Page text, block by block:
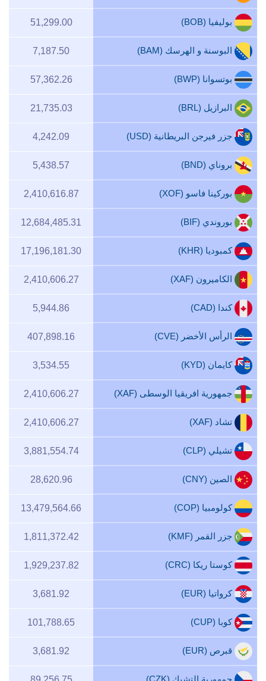
بوليفيا (BOB) 51,299.00
البوسنة و الهرسك (BAM) 7,187.50
بوتسوانا (BWP) 57,362.26
البرازيل (BRL) 21,735.03
جزر فيرجن البريطانية (USD) 4,242.09
بروناي (BND) 5,438.57
بوركينا فاسو (XOF) 2,410,616.87
بوروندي (BIF) 12,684,485.31
كمبوديا (KHR) 17,196,181.30
الكاميرون (XAF) 2,410,606.27
كندا (CAD) 5,944.86
الرأس الأخضر (CVE) 407,898.16
كايمان (KYD) 3,534.55
جمهورية افريقيا الوسطى (XAF) 2,410,606.27
تشاد (XAF) 2,410,606.27
تشيلي (CLP) 3,881,554.74
الصين (CNY) 28,620.96
كولومبيا (COP) 13,479,564.66
جزر القمر (KMF) 1,811,372.42
كوستا ريكا (CRC) 1,929,237.82
كرواتيا (EUR) 3,681.92
كوبا (CUP) 101,788.65
قبرص (EUR) 3,681.92
جمهورية التشيك (CZK)